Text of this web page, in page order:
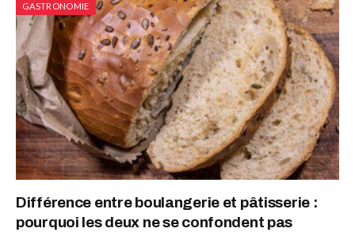
GASTRONOMIE
Différence entre boulangerie et pâtisserie :
pourquoi les deux ne se confondent pas